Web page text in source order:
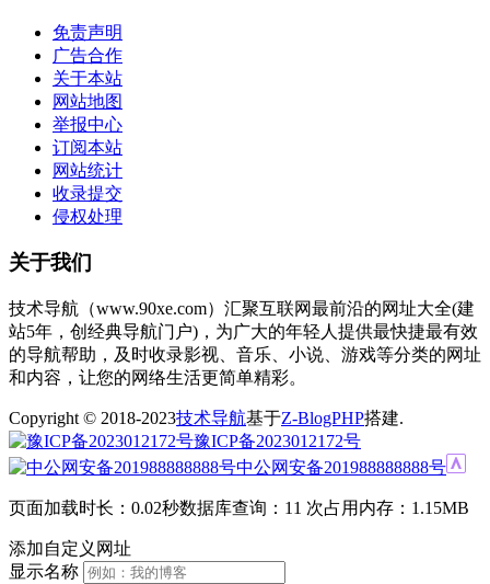
免责声明
广告合作
关于本站
网站地图
举报中心
订阅本站
网站统计
收录提交
侵权处理
关于我们
技术导航（www.90xe.com）汇聚互联网最前沿的网址大全(建
站5年，创经典导航门户)，为广大的年轻人提供最快捷最有效
的导航帮助，及时收录影视、音乐、小说、游戏等分类的网址
和内容，让您的网络生活更简单精彩。
Copyright © 2018-2023技术导航基于Z-BlogPHP搭建.
豫ICP备2023012172号
中公网安备201988888888号
页面加载时长：0.02秒数据库查询：11 次占用内存：1.15MB
添加自定义网址
显示名称